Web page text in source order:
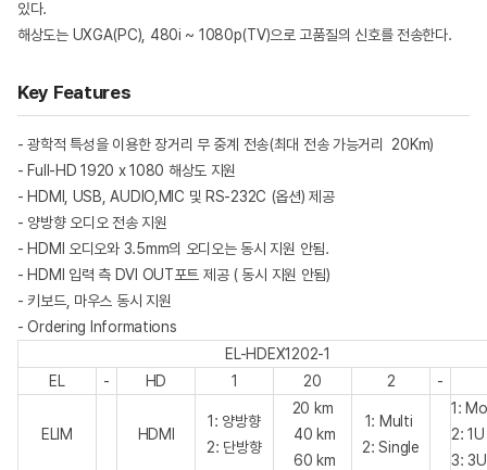
있다.
해상도는 UXGA(PC), 480i ~ 1080p(TV)으로 고품질의 신호를 전송한다.
Key Features
- ­광학적 특성을 이용한 장거리 무 중계 전송(최대 전송 가능거리 20Km)
- ­Full-HD 1920 x 1080 해상도 지원
- ­HDMI, USB, AUDIO,MIC 및 RS-232C (옵션) 제공
­- 양방향 오디오 전송 지원
­- HDMI 오디오와 3.5mm의 오디오는 동시 지원 안됨.
­- HDMI 입력 측 DVI OUT포트 제공 ( 동시 지원 안됨)
­- 키보드, 마우스 동시 지원
- Ordering Informations
EL-HDEX1202-1
EL
- HD 1 20 2 -
ELIM HDMI
1: 양방향
2: 단방향
20 km
40 km
60 km
1: Multi
2: Single
1:
2: 1U
3: 3U